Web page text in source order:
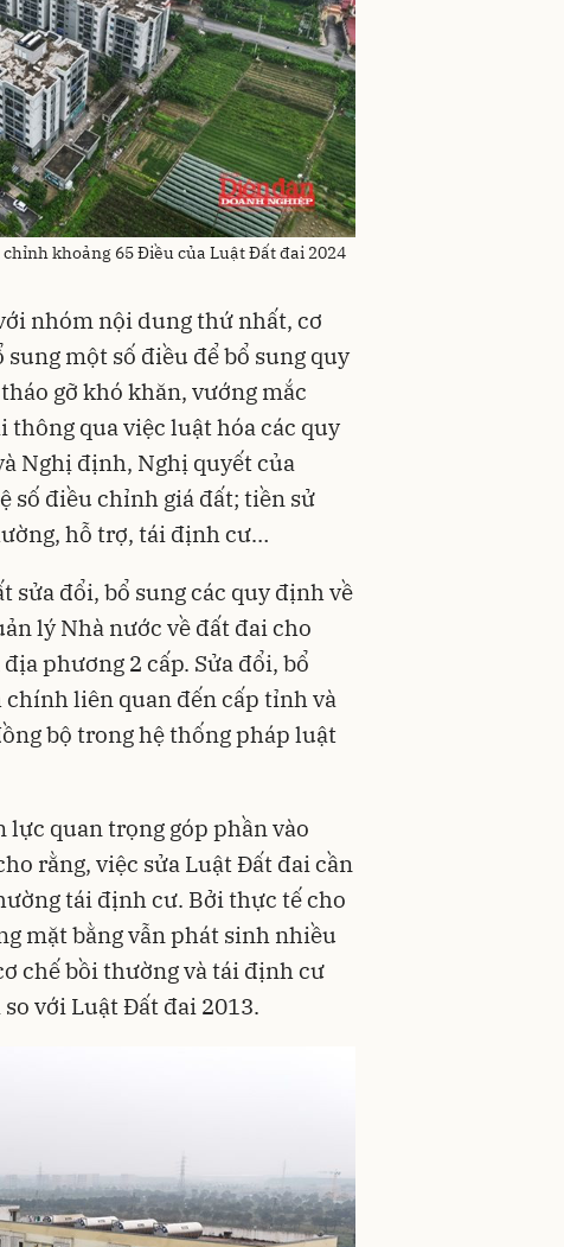
khoảng 65 Điều của Luật Đất đai 2024
nhóm nội dung thứ nhất, cơ
một số điều để bổ sung quy
gỡ khó khăn, vướng mắc
qua việc luật hóa các quy
Nghị định, Nghị quyết của
số điều chỉnh giá đất; tiền sử
hỗ trợ, tái định cư…
đổi, bổ sung các quy định về
lý Nhà nước về đất đai cho
phương 2 cấp. Sửa đổi, bổ
liên quan đến cấp tỉnh và
bộ trong hệ thống pháp luật
quan trọng góp phần vào
rằng, việc sửa Luật Đất đai cần
tái định cư. Bởi thực tế cho
mặt bằng vẫn phát sinh nhiều
chế bồi thường và tái định cư
với Luật Đất đai 2013.